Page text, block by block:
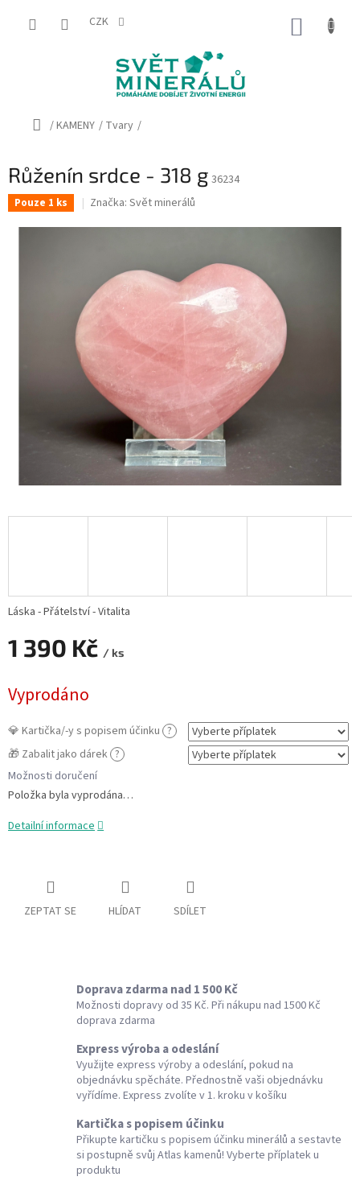
CZK
Domů
/KAMENY / Tvary /
Růženín srdce - 318 g 36234
Pouze 1 ks Značka: Svět minerálů
1 390 Kč / ks
cena:
Vyprodáno
💎 Kartička/-y s popisem účinku ?
🎁 Zabalit jako dárek ?
Možnosti doručení
Položka byla vyprodána…
Láska - Přátelství - Vitalita
Detailní informace
ZEPTAT SE HLÍDAT SDÍLET
Doprava zdarma nad 1 500 Kč
Možnosti dopravy od 35 Kč. Při nákupu nad 1500 Kč
doprava zdarma
Express výroba a odeslání
Využijte express výroby a odeslání, pokud na
objednávku spěcháte. Přednostně vaši objednávku
vyřídíme. Express zvolíte v 1. kroku v košíku
Kartička s popisem účinku
Přikupte kartičku s popisem účinku minerálů a sestavte
si postupně svůj Atlas kamenů! Vyberte příplatek u
produktu